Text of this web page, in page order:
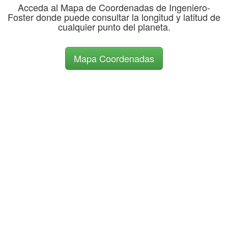
Acceda al Mapa de Coordenadas de Ingeniero-
Foster donde puede consultar la longitud y latitud de
cualquier punto del planeta.
Mapa Coordenadas